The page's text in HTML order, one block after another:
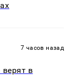
7 часов назад
в